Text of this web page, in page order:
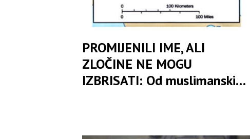
PROMIJENILI IME, ALI
ZLOČINE NE MOGU
IZBRISATI: Od muslimanskih